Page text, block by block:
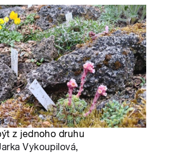
z jednoho druhu
Vykoupilová,